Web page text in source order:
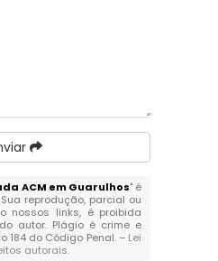
ACM em Guarulhos" é
reprodução, parcial ou
nossos links, é proibida
autor. Plágio é crime e
184 do Código Penal. – Lei
autorais.